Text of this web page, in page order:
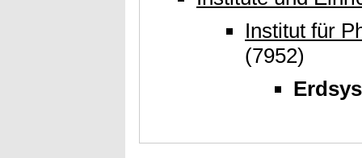
Institut für
(7952)